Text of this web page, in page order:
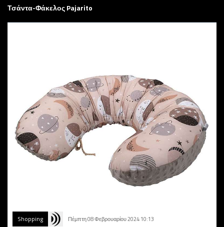
Τσάντα-Φάκελος Pajarito
Shopping Πέμπτη 08 Φεβρουαρίου 2024 10:13